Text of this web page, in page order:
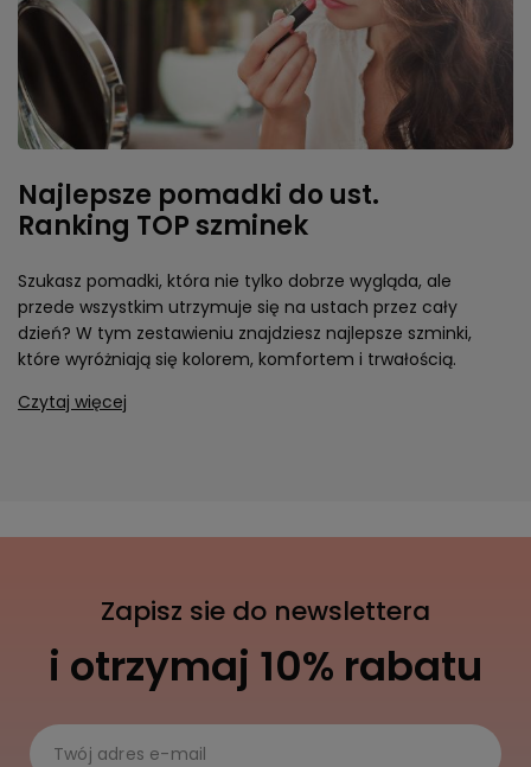
Najlepsze pomadki do ust.
Ranking TOP szminek
Szukasz pomadki, która nie tylko dobrze wygląda, ale
przede wszystkim utrzymuje się na ustach przez cały
dzień? W tym zestawieniu znajdziesz najlepsze szminki,
które wyróżniają się kolorem, komfortem i trwałością.
Czytaj więcej
Zapisz sie do newslettera
i otrzymaj 10% rabatu
Twój adres e-mail